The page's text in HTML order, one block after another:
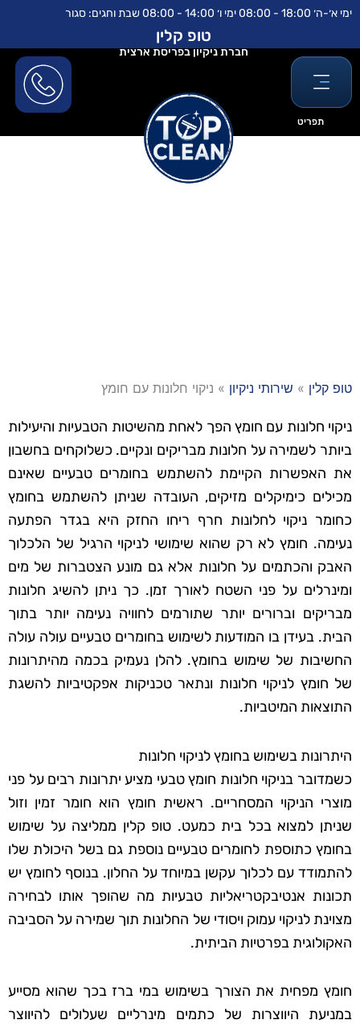
לתוכן
דילוג
ימי א׳-ה׳ 18:00 - 08:00 ימי ו׳ 14:00 - 08:00 שבת וחגים: סגור
תפריט
טופ קלין
חברת ניקיון בפריסת ארצית
טופ קלין » שירותי ניקיון » ניקוי חלונות עם חומץ
ניקוי חלונות עם חומץ הפך לאחת מהשיטות הטבעיות והיעילות
ביותר לשמירה על חלונות מבריקים ונקיים. כשלוקחים בחשבון
את האפשרות הקיימת להשתמש בחומרים טבעיים שאינם
מכילים כימיקלים מזיקים, העובדה שניתן להשתמש בחומץ
כחומר ניקוי לחלונות חרף ריחו החזק היא בגדר הפתעה
נעימה. חומץ לא רק שהוא שימושי לניקוי הרגיל של הלכלוך
האבק והכתמים על חלונות אלא גם מונע הצטברות של מים
ומינרלים על פני השטח לאורך זמן. כך ניתן להשיג חלונות
מבריקים וברורים יותר שתורמים לחוויה נעימה יותר בתוך
הבית. בעידן בו המודעות לשימוש בחומרים טבעיים עולה עולה
החשיבות של שימוש בחומץ. להלן נעמיק בכמה מהיתרונות
של חומץ לניקוי חלונות ונתאר טכניקות אפקטיביות להשגת
התוצאות המיטביות.
היתרונות בשימוש בחומץ לניקוי חלונות
כשמדובר בניקוי חלונות חומץ טבעי מציע יתרונות רבים על פני
מוצרי הניקוי המסחריים. ראשית חומץ הוא חומר זמין וזול
שניתן למצוא בכל בית כמעט. טופ קלין ממליצה על שימוש
בחומץ כתוספת לחומרים טבעיים נוספת גם בשל היכולת שלו
להתמודד עם לכלוך עקשן במיוחד על החלון. בנוסף לחומץ יש
תכונות אנטיבקטריאליות טבעיות מה שהופך אותו לבחירה
מצוינת לניקוי עמוק ויסודי של החלונות תוך שמירה על הסביבה
האקולוגית בפרטיות הביתית.
חומץ מפחית את הצורך בשימוש במי ברז בכך שהוא מסייע
במניעת היווצרות של כתמים מינרליים שעלולים להיווצר